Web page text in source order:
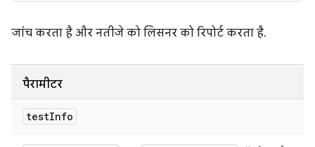
जांच करता है और नतीजे को लिसनर को रिपोर्ट करता है.
पैरामीटर
testInfo